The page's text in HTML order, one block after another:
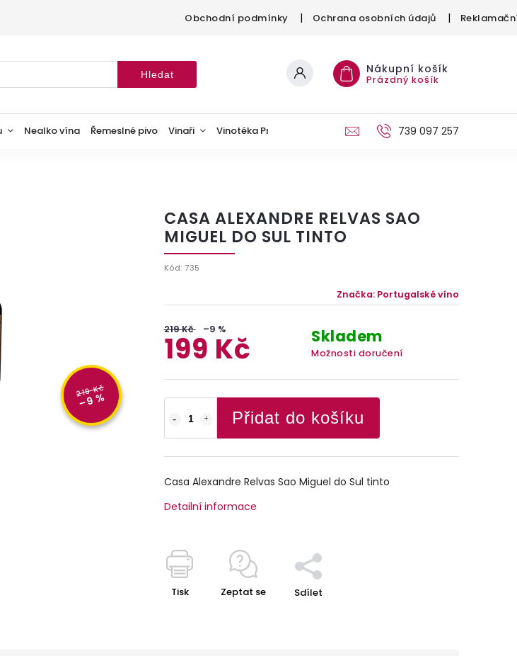
Obchodní podmínky Ochrana osobních údajů
Hledat Nákupní košík
Prázdný košík
Nealko vína Řemeslné pivo Vinaři Vinotéka Provinium Kontakt 739 097 257
219 Kč
–9 %
CASA ALEXANDRE RELVAS SAO
MIGUEL DO SUL TINTO
Kód: 735
Značka: Portugalské víno
219 Kč –9 %
199 Kč Skladem
Možnosti doručení
Přidat do košíku
Casa Alexandre Relvas Sao Miguel do Sul tinto
Detailní informace
Tisk Zeptat se Sdílet